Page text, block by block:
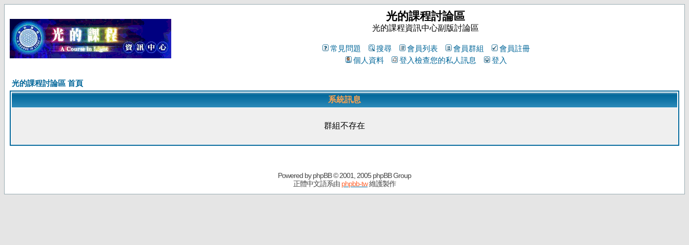
光的課程討論區
光的課程資訊中心副版討論區
常見問題 搜尋 會員列表 會員群組
會員註冊
個人資料
登入檢查您的私人訊息 登入
光的課程討論區 首頁
系統訊息
群組不存在
Powered byphpBB© 2001, 2005 phpBB Group
正體中文語系由 phpbb-tw維護製作